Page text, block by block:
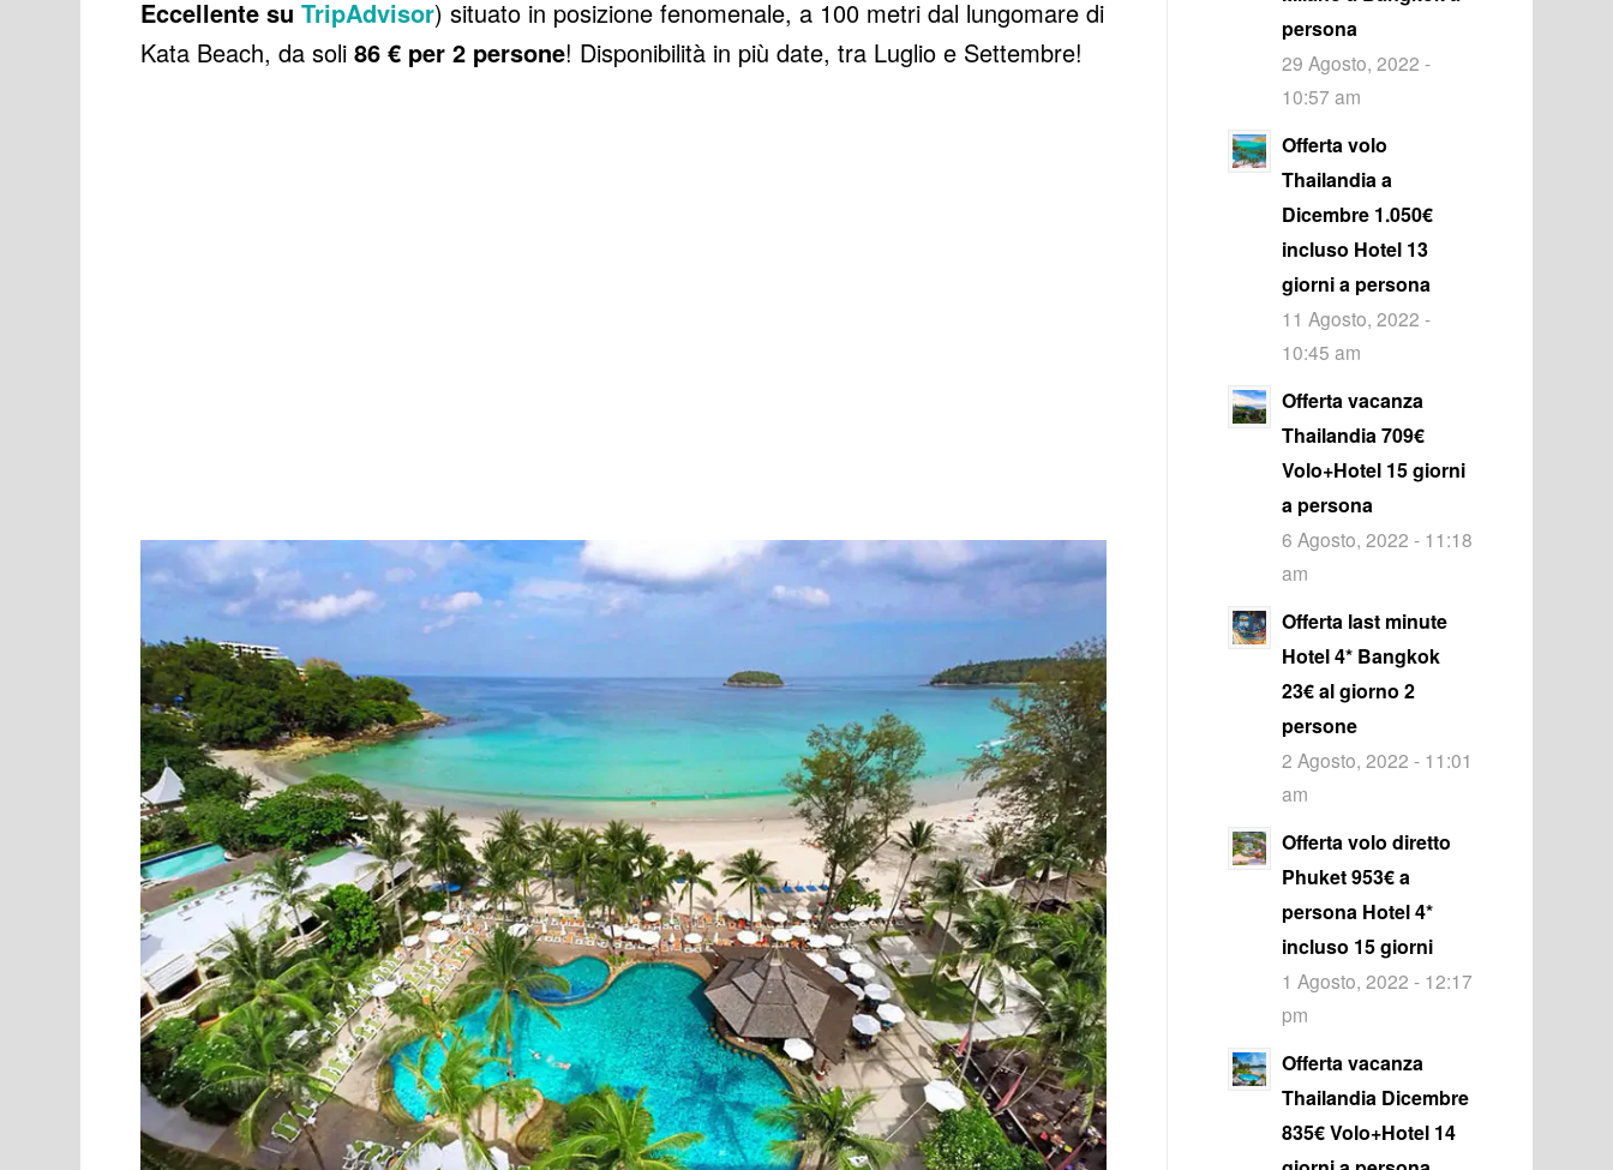
Eccellente suTripAdvisor) situato in posizione fenomenale, a 100 metri dal lungomare di
Kata Beach, da soli86 € per 2 persone! Disponibilità in più date, tra Luglio e Settembre!
persona
29 Agosto, 2022 -
10:57 am
Offerta volo
Thailandia a
Dicembre 1.050€
incluso Hotel 13
giorni a persona
11 Agosto, 2022 -
10:45 am
Offerta vacanza
Thailandia 709€
Volo+Hotel 15 giorni
a persona
6 Agosto, 2022 - 11:18
am
Offerta last minute
Hotel 4* Bangkok
23€ al giorno 2
persone
2 Agosto, 2022 - 11:01
am
Offerta volo diretto
Phuket 953€ a
persona Hotel 4*
incluso 15 giorni
1 Agosto, 2022 - 12:17
pm
Offerta vacanza
Thailandia Dicembre
835€ Volo+Hotel 14